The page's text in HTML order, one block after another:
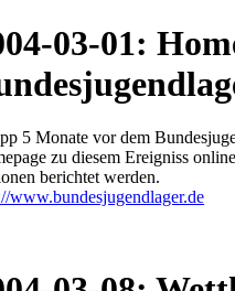
03-01:
5 Monate vor dem
zu diesem Ereigniss
berichtet werden.
www.bundesjugendlager.de